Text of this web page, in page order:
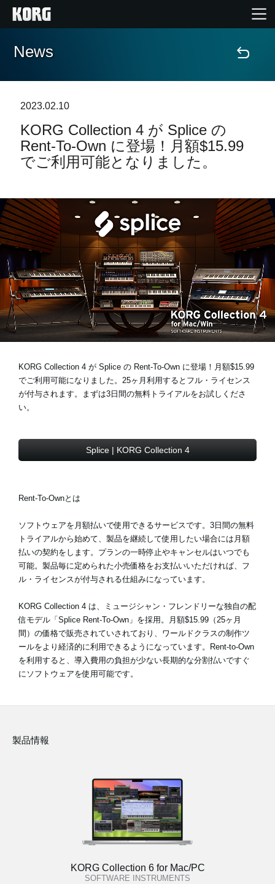
Home
Import Products
Features
Events
Support
Store Locator
News
Location
Social Media
News
2023.02.10
KORG Collection 4 が Splice の
Rent-To-Own に登場！月額$15.99
でご利用可能となりました。
KORG Collection 4 が Splice の Rent-To-Own に登場！月額$15.99
でご利用可能になりました。25ヶ月利用するとフル・ライセンス
が付与されます。まずは3日間の無料トライアルをお試しくださ
い。
Splice | KORG Collection 4
Rent-To-Ownとは
ソフトウェアを月額払いで使用できるサービスです。3日間の無料
トライアルから始めて、製品を継続して使用したい場合には月額
払いの契約をします。プランの一時停止やキャンセルはいつでも
可能。製品毎に定められた小売価格をお支払いいただければ、フ
ル・ライセンスが付与される仕組みになっています。
KORG Collection 4 は、ミュージシャン・フレンドリーな独自の配
信モデル「Splice Rent-To-Own」を採用。月額$15.99（25ヶ月
間）の価格で販売されていされており、ワールドクラスの制作ツ
ールをより経済的に利用できるようになっています。Rent-to-Own
を利用すると、導入費用の負担が少ない長期的な分割払いですぐ
にソフトウェアを使用可能です。
製品情報
KORG Collection 6 for Mac/PC
SOFTWARE INSTRUMENTS